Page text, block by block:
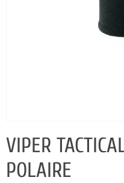
VIPER
POLAIRE